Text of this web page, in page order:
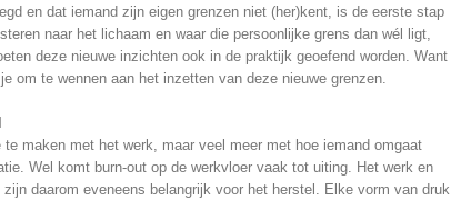
en dat iemand zijn eigen grenzen niet (her)kent, is de eerste stap
naar het lichaam en waar die persoonlijke grens dan wél ligt,
deze nieuwe inzichten ook in de praktijk geoefend worden. Want
om te wennen aan het inzetten van deze nieuwe grenzen.
maken met het werk, maar veel meer met hoe iemand omgaat
Wel komt burn-out op de werkvloer vaak tot uiting. Het werk en
daarom eveneens belangrijk voor het herstel. Elke vorm van druk